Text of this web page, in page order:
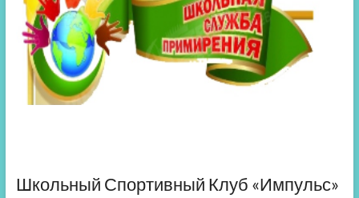
Школьный Спортивный Клуб «Импульс»